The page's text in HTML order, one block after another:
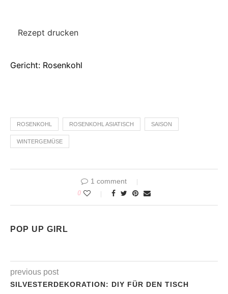
Rezept drucken
Gericht: Rosenkohl
ROSENKOHL ROSENKOHL ASIATISCH SAISON
WINTERGEMÜSE
1 comment
0
POP UP GIRL
previous post
SILVESTERDEKORATION: DIY FÜR DEN TISCH